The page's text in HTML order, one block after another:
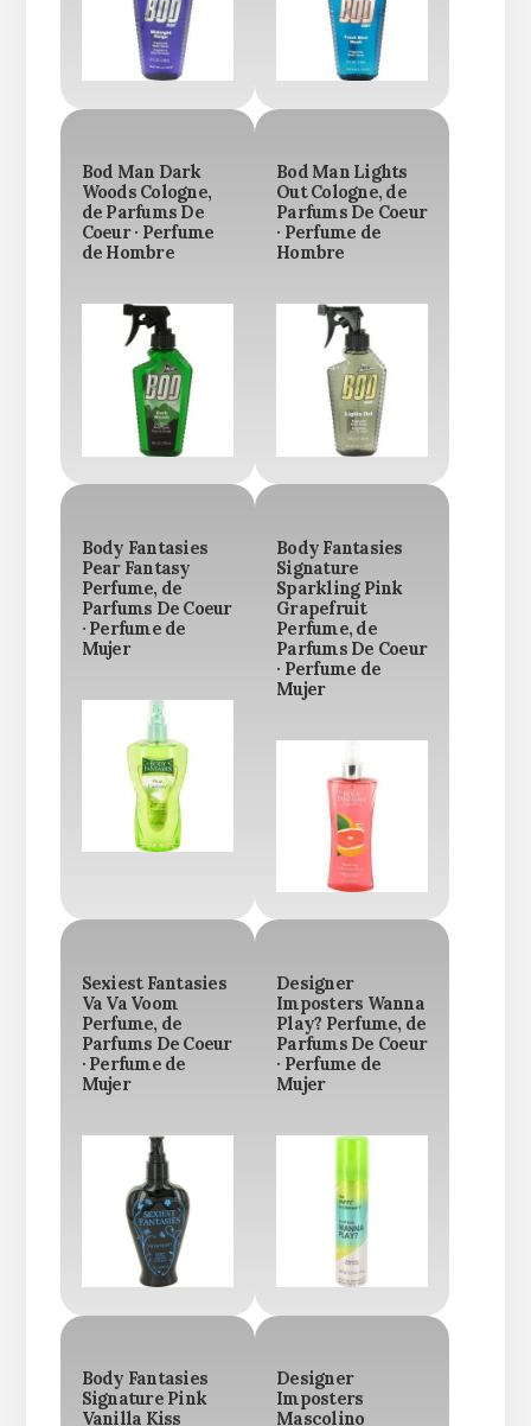
Bod Man Dark
Woods Cologne,
de Parfums De
Coeur · Perfume
de Hombre
Bod Man Lights
Out Cologne, de
Parfums De Coeur
· Perfume de
Hombre
Body Fantasies
Pear Fantasy
Perfume, de
Parfums De Coeur
· Perfume de
Mujer
Body Fantasies
Signature
Sparkling Pink
Grapefruit
Perfume, de
Parfums De Coeur
· Perfume de
Mujer
Sexiest Fantasies
Va Va Voom
Perfume, de
Parfums De Coeur
· Perfume de
Mujer
Designer
Imposters Wanna
Play? Perfume, de
Parfums De Coeur
· Perfume de
Mujer
Body Fantasies
Signature Pink
Vanilla Kiss
Designer
Imposters
Mascolino